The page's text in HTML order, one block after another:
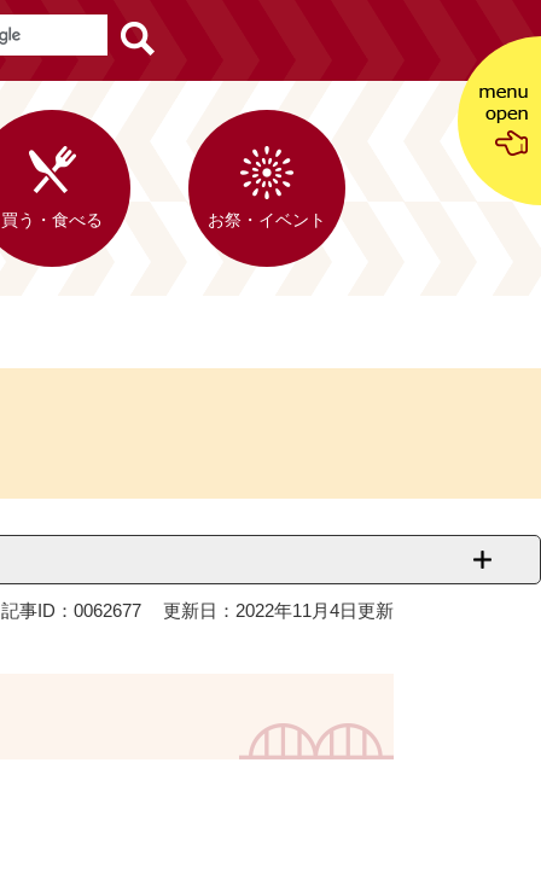
買う・食べる お祭・イベント
記事ID：0062677 更新日：2022年11月4日更新